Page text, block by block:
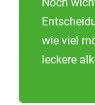
wie viel
leckere